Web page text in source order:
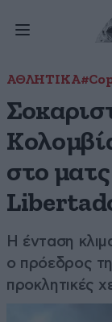
ΑΘΛΗΤΙΚΑ
στο
Η ένταση
ο πρόεδρος
προκλητικές